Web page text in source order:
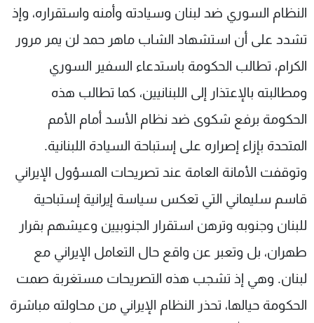
النظام السوري ضد لبنان وسيادته وأمنه واستقراره، وإذ
تشدد على أن استشهاد الشاب ماهر حمد لن يمر مرور
الكرام، تطالب الحكومة باستدعاء السفير السوري
ومطالبته بالإعتذار إلى اللبنانيين، كما تطالب هذه
الحكومة برفع شكوى ضد نظام الأسد أمام الأمم
المتحدة بإزاء إصراره على إستباحة السيادة اللبنانية.
وتوقفت الأمانة العامة عند تصريحات المسؤول الإيراني
قاسم سليماني التي تعكس سياسة إيرانية إستباحية
للبنان وجنوبه وترهن استقرار الجنوبيين وعيشهم بقرار
طهران، بل وتعبر عن واقع حال التعامل الإيراني مع
لبنان. وهي إذ تشجب هذه التصريحات مستغربة صمت
الحكومة حيالها، تحذر النظام الإيراني من محاولته مباشرة